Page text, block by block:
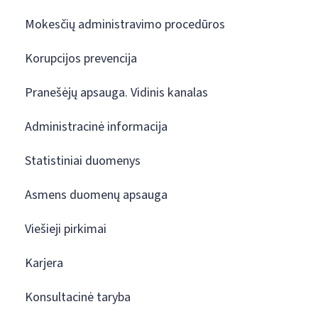
Mokesčių administravimo procedūros
Korupcijos prevencija
Pranešėjų apsauga. Vidinis kanalas
Administracinė informacija
Statistiniai duomenys
Asmens duomenų apsauga
Viešieji pirkimai
Karjera
Konsultacinė taryba